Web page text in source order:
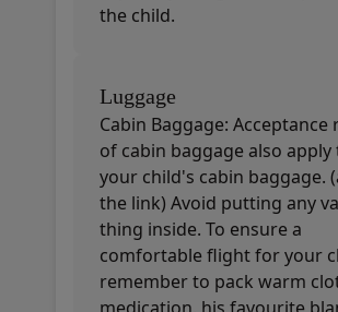
the child.
Luggage
Cabin Baggage: Acceptance
of cabin baggage also apply
your child's cabin baggage.
the link) Avoid putting any
thing inside. To ensure a
comfortable flight for your
remember to pack warm